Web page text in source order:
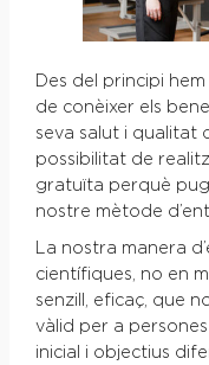
Des del principi
de conèixer els
seva salut i qualitat
possibilitat de
gratuïta perquè
nostre mètode
La nostra manera
científiques, no en
senzill, eficaç, que
vàlid per a
inicial i objectius